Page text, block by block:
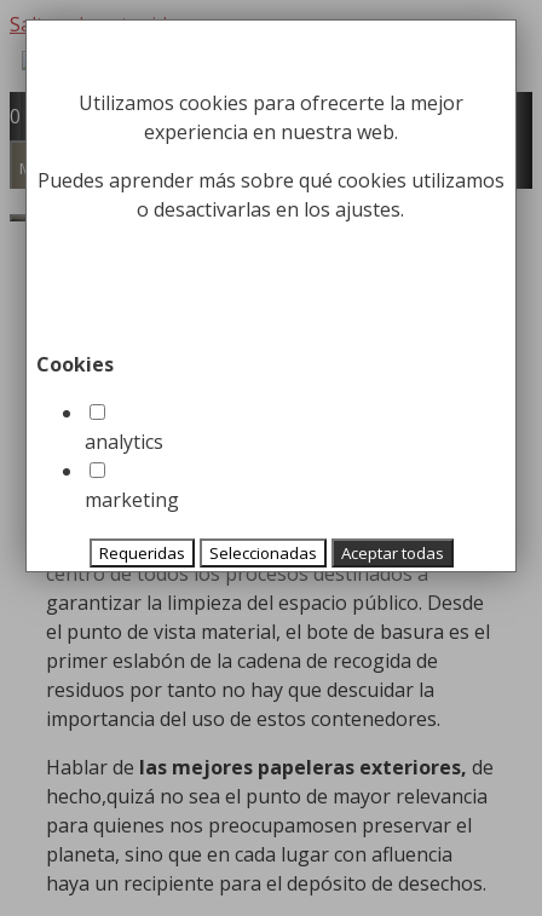
Saltar al contenido
Fabricación y comercialización de
equipamiento para la higiene industrial
Búsqueda de productos
0
Menú
25 enero, 2023
Herrero
Esencial para el buen funcionamiento de la vida
comunitaria, las papeleras exteriores están en el
centro de todos los procesos destinados a
garantizar la limpieza del espacio público. Desde
el punto de vista material, el bote de basura es el
primer eslabón de la cadena de recogida de
residuos por tanto no hay que descuidar la
importancia del uso de estos contenedores.
Hablar de las mejores papeleras exteriores, de
hecho,quizá no sea el punto de mayor relevancia
para quienes nos preocupamosen preservar el
planeta, sino que en cada lugar con afluencia
haya un recipiente para el depósito de desechos.
Utilizamos cookies para ofrecerte la mejor
experiencia en nuestra web.
Puedes aprender más sobre qué cookies utilizamos
o desactivarlas en los ajustes.
Cookies
analytics
marketing
Requeridas Seleccionadas Aceptar todas